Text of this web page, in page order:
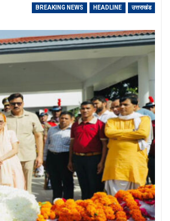
BREAKING NEWS HEADLINE उत्तराखंड